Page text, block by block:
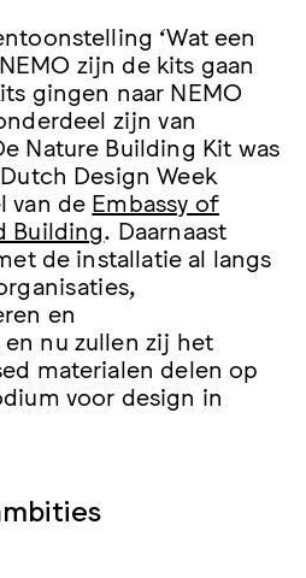
‘Wat een
zijn de kits gaan
gingen naar NEMO
zijn van
Nature Building Kit was
Design Week
van de Embassy of
Building. Daarnaast
de installatie al langs
en
nu zullen zij het
materialen delen op
voor design in